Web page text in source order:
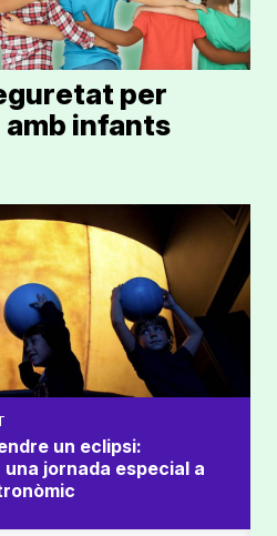
per
infants
un eclipsi:
jornada especial a